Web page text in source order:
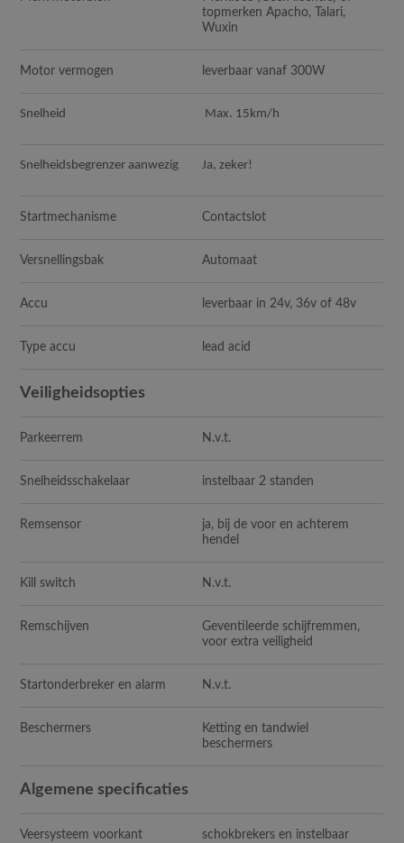
topmerken Apacho, Talari,
Wuxin
Motor vermogen leverbaar vanaf 300W
Snelheid Max. 15km/h
Snelheidsbegrenzer aanwezig Ja, zeker!
Startmechanisme Contactslot
Versnellingsbak Automaat
Accu leverbaar in 24v, 36v of 48v
Type accu lead acid
Veiligheidsopties
Parkeerrem N.v.t.
Snelheidsschakelaar instelbaar 2 standen
Remsensor
ja, bij de voor en achterem
hendel
Kill switch N.v.t.
Remschijven
Geventileerde schijfremmen,
voor extra veiligheid
Startonderbreker en alarm N .v.t.
Beschermers
Ketting en tandwiel
beschermers
Algemene specificaties
Veersysteem voorkant schokbrekers en instelbaar